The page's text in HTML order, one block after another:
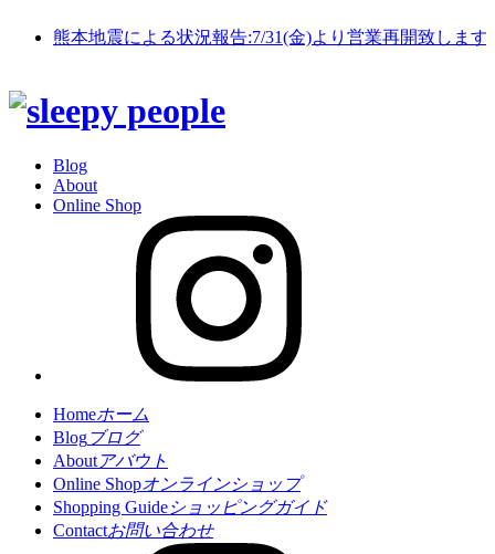
熊本地震による状況報告:7/31(金)より営業再開致します
Blog
About
Online Shop
Homeホーム
Blogブログ
About アバウト
Online Shopオンラインショップ
Shopping Guideショッピングガイド
Contactお問い合わせ